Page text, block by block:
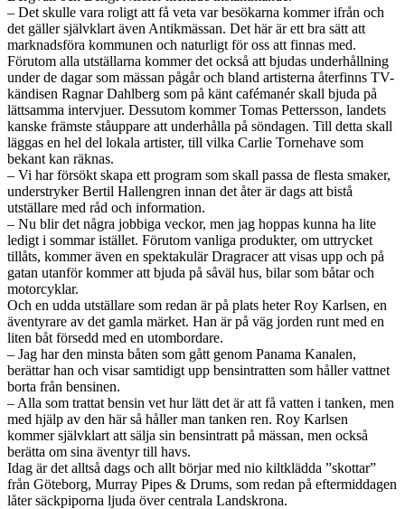
– Det skulle vara roligt att få veta var besökarna kommer ifrån och
det gäller självklart även Antikmässan. Det här är ett bra sätt att
marknadsföra kommunen och naturligt för oss att finnas med.
Förutom alla utställarna kommer det också att bjudas underhållning
under de dagar som mässan pågår och bland artisterna återfinns TV-
kändisen Ragnar Dahlberg som på känt cafémanér skall bjuda på
lättsamma intervjuer. Dessutom kommer Tomas Pettersson, landets
kanske främste ståuppare att underhålla på söndagen. Till detta skall
läggas en hel del lokala artister, till vilka Carlie Tornehave som
bekant kan räknas.
– Vi har försökt skapa ett program som skall passa de flesta smaker,
understryker Bertil Hallengren innan det åter är dags att bistå
utställare med råd och information.
– Nu blir det några jobbiga veckor, men jag hoppas kunna ha lite
ledigt i sommar istället. Förutom vanliga produkter, om uttrycket
tillåts, kommer även en spektakulär Dragracer att visas upp och på
gatan utanför kommer att bjuda på såväl hus, bilar som båtar och
motorcyklar.
Och en udda utställare som redan är på plats heter Roy Karlsen, en
äventyrare av det gamla märket. Han är på väg jorden runt med en
liten båt försedd med en utombordare.
– Jag har den minsta båten som gått genom Panama Kanalen,
berättar han och visar samtidigt upp bensintratten som håller vattnet
borta från bensinen.
– Alla som trattat bensin vet hur lätt det är att få vatten i tanken, men
med hjälp av den här så håller man tanken ren. Roy Karlsen
kommer självklart att sälja sin bensintratt på mässan, men också
berätta om sina äventyr till havs.
Idag är det alltså dags och allt börjar med nio kiltklädda ”skottar”
från Göteborg, Murray Pipes & Drums, som redan på eftermiddagen
låter säckpiporna ljuda över centrala Landskrona.